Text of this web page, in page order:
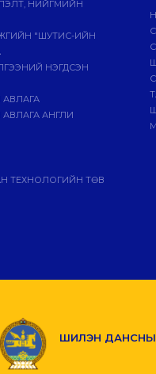
НИЙГМИЙН
"ШУТИС-ИЙН
НЭГДСЭН
АНГЛИ
ТЕХНОЛОГИЙН ТӨВ
ШИЛЭН